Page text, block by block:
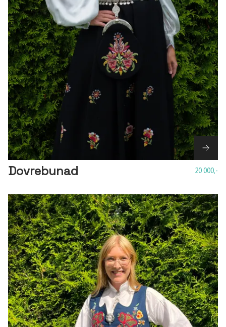
Dovrebunad 20 000,-